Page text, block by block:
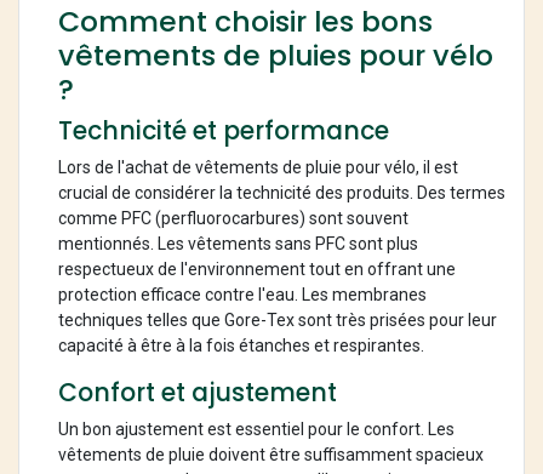
Comment choisir les bons
vêtements de pluies pour vélo
?
Technicité et performance
Lors de l'achat de vêtements de pluie pour vélo, il est
crucial de considérer la technicité des produits. Des termes
comme PFC (perfluorocarbures) sont souvent
mentionnés. Les vêtements sans PFC sont plus
respectueux de l'environnement tout en offrant une
protection efficace contre l'eau. Les membranes
techniques telles que Gore-Tex sont très prisées pour leur
capacité à être à la fois étanches et respirantes.
Confort et ajustement
Un bon ajustement est essentiel pour le confort. Les
vêtements de pluie doivent être suffisamment spacieux